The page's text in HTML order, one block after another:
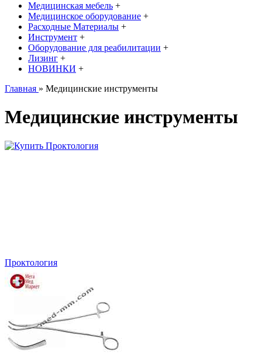
Медицинская мебель +
Медицинское оборудование +
Расходные Материалы +
Инструмент +
Оборудование для реабилитации +
Лизинг +
НОВИНКИ +
Главная » Медицинские инструменты
Медицинские инструменты
Проктология